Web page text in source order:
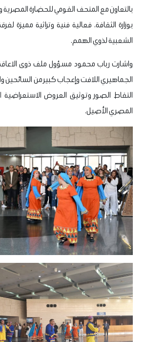
بالتعاون مع المتحف القومي للحضارة المصرية
بوزارة الثقافة، فعالية فنية وتراثية مميزة
الشعبية لذوي الهمم.
واشارت رباب محمود مسؤول ملف ذوى الاعاقة
الجماهيري اللافت وإعجاب كبير من السائحين
التقاط الصور وتوثيق العروض الاستعراضية
المصري الأصيل.